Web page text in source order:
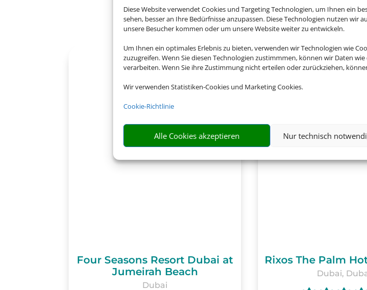
Diese Website verwendet Cookies und Targeting Technologien, um Ihnen ein
sehen, besser an Ihre Bedürfnisse anzupassen. Diese Technologien nutzen wir
unsere Besucher kommen oder um unsere Website weiter zu entwickeln.
Um Ihnen ein optimales Erlebnis zu bieten, verwenden wir Technologien wie
zuzugreifen. Wenn Sie diesen Technologien zustimmmen, können wir Daten
verarbeiten. Wenn Sie ihre Zustimmung nicht erteilen oder zurückziehen,
Wir verwenden Statistiken-Cookies und Marketing Cookies.
Cookie-Richtlinie
Alle Cookies akzeptieren Nur technisch
Four Seasons Resort Dubai at
Jumeirah Beach
Dubai
Rixos The Palm
Dubai,